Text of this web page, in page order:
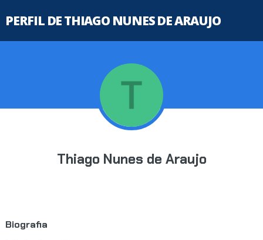
PERFIL DE THIAGO NUNES DE ARAUJO
Thiago Nunes de Araujo
Biografia